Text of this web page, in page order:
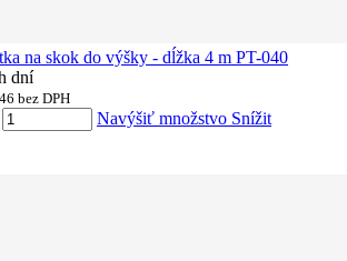
na skok do výšky - dĺžka 4 m PT-040
dní
bez DPH
Navýšiť množstvo Snížit